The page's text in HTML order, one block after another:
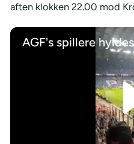
aften klokken 22.00 mod